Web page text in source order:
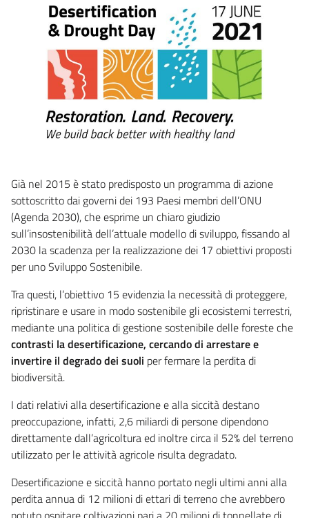
Già nel 2015 è stato predisposto un programma di azione
sottoscritto dai governi dei 193 Paesi membri dell’ONU
(Agenda 2030), che esprime un chiaro giudizio
sull’insostenibilità dell’attuale modello di sviluppo, fissando al
2030 la scadenza per la realizzazione dei 17 obiettivi proposti
per uno Sviluppo Sostenibile.
Tra questi, l’obiettivo 15 evidenzia la necessità di proteggere,
ripristinare e usare in modo sostenibile gli ecosistemi terrestri,
mediante una politica di gestione sostenibile delle foreste che
contrasti la desertificazione, cercando di arrestare e
invertire il degrado dei suoli per fermare la perdita di
biodiversità.
I dati relativi alla desertificazione e alla siccità destano
preoccupazione, infatti, 2,6 miliardi di persone dipendono
direttamente dall’agricoltura ed inoltre circa il 52% del terreno
utilizzato per le attività agricole risulta degradato.
Desertificazione e siccità hanno portato negli ultimi anni alla
perdita annua di 12 milioni di ettari di terreno che avrebbero